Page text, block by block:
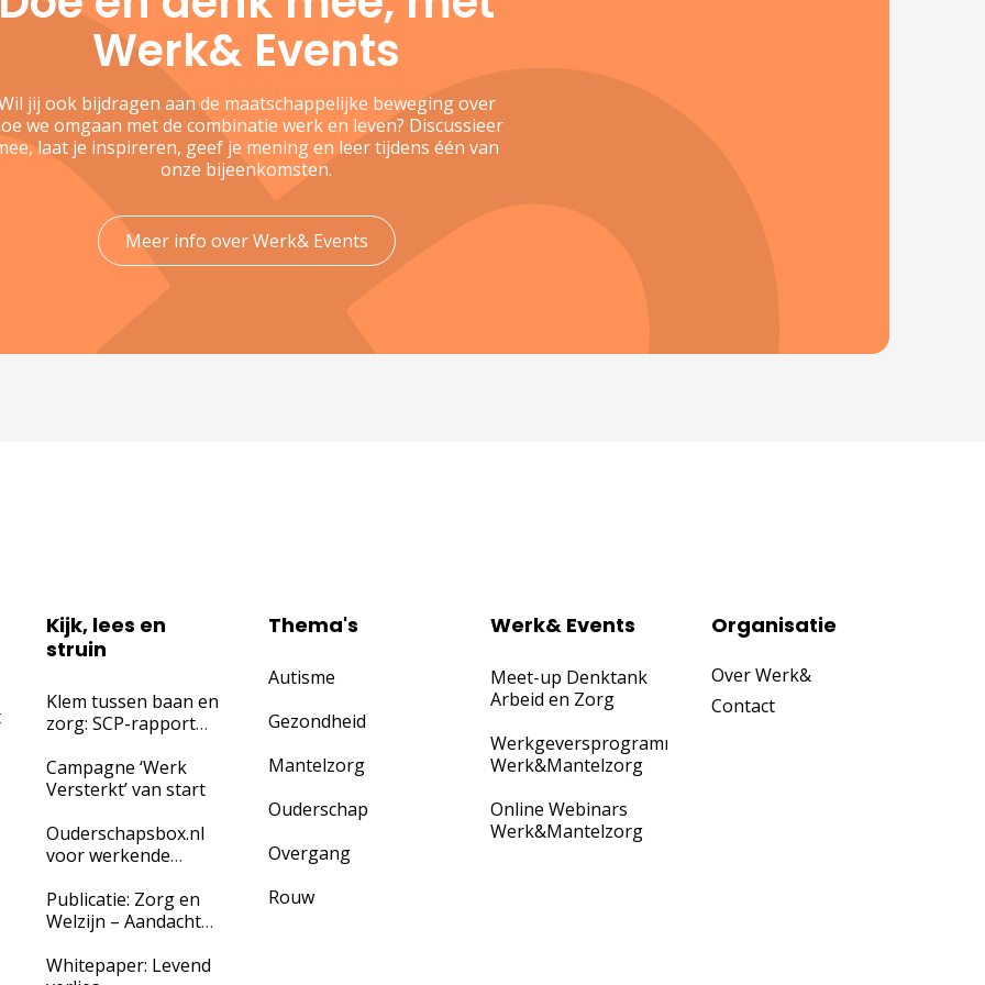
Werk& Events
jij ook bijdragen aan de maatschappelijke beweging over
we omgaan met de combinatie werk en leven? Discussieer
laat je inspireren, geef je mening en leer tijdens één van
onze bijeenkomsten.
Meer info over Werk& Events
Kijk, lees en
struin
Klem tussen baan en
zorg: SCP-rapport
werkgevers voor
‘onzichtbaar’ verzuim
mantelzorgtaken
Campagne ‘Werk
Versterkt’ van start
Ouderschapsbox.nl
voor werkende
werkgevers
Publicatie: Zorg en
Welzijn – Aandacht
werkt!
Whitepaper: Levend
Thema's
Autisme
Gezondheid
Mantelzorg
Ouderschap
Overgang
Rouw
Werk& Events
Meet-up Denktank
Arbeid en Zorg
Werkgeversprogramma
Werk&Mantelzorg
Online Webinars
Werk&Mantelzorg
Organisatie
Over Werk&
Contact